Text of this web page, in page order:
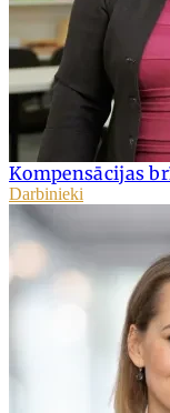
Kompensācijas
Darbinieki